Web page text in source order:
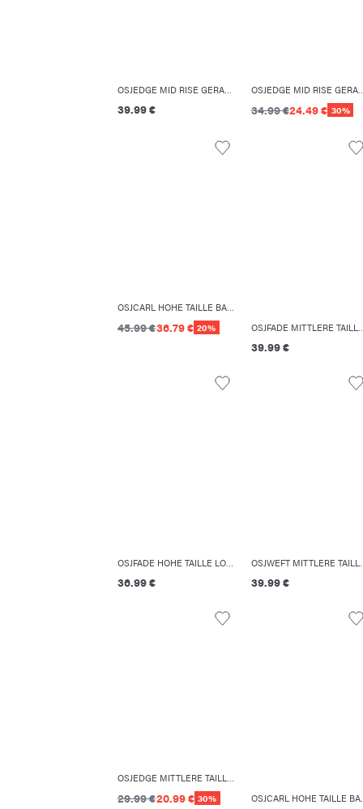
OSJEDGE MID RISE GERADE GESCHNITTEN JEANS
39.99 €
OSJEDGE MID RISE
34.99 €24.49 € 30%
OSJCARL HOHE TAILLE BALLON SCHNITT JEANS
45.99 €36.79 € 20% OSJFADE MITTLERE TAILLE
39.99 €
OSJFADE HOHE TAILLE LOCKER GESCHNITTEN JEANS
36.99 €
OSJWEFT
39.99 €
OSJEDGE MITTLERE TAILLE GERADE GESCHNITTEN JEANS
29.99 €20.99 € 30% OSJCARL